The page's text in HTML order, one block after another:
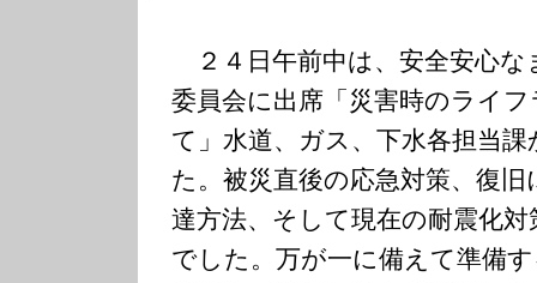
２４日午前中は、安全安心な
委員会に出席「災害時のライ
て」水道、ガス、下水各担当
た。被災直後の応急対策、復
達方法、そして現在の耐震化
でした。万が一に備えて準備